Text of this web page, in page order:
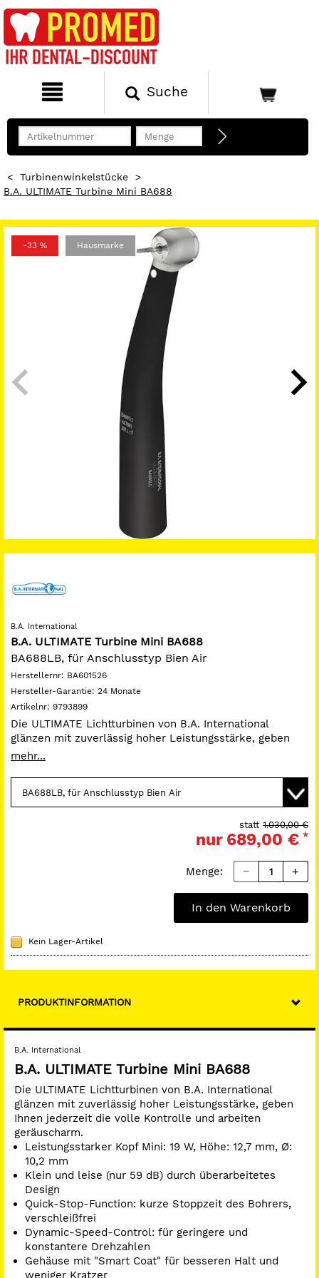
Suche
< Turbinenwinkelstücke
>
B.A. ULTIMATE Turbine Mini BA688
-33 % Hausmarke
B.A. International
B.A. ULTIMATE Turbine Mini BA688
BA688LB, für Anschlusstyp Bien Air
Herstellernr: BA601526
Hersteller-Garantie: 24 Monate
Artikelnr: 9793899
Die ULTIMATE Lichtturbinen von B.A. International
glänzen mit zuverlässig hoher Leistungsstärke, geben
Ihnen jederzeit die volle Kontrolle und arbeiten
Leistungsstarker Kopf Mini: 19 W, Höhe: 12,7 mm, Ø:
10,2 mm
Klein und leise (nur 59 dB) durch überarbeitetes
Quick-Stop-Function: kurze Stoppzeit des Bohrers,
Dynamic-Speed-Control: für geringere und
Gehäuse mit "Smart Coat" für besseren Halt und
Keramikkugellager
Glasstablichtleiter
Turbine auch mit Standard-Kopf erhältlich
mehr...
1.030,00 €
statt
nur 689,00 € *
Menge:
In den Warenkorb
Kein Lager-Artikel
PRODUKTINFORMATION
B.A. International
B.A. ULTIMATE Turbine Mini BA688
Die ULTIMATE Lichtturbinen von B.A. International
glänzen mit zuverlässig hoher Leistungsstärke, geben
Ihnen jederzeit die volle Kontrolle und arbeiten
geräuscharm.
Leistungsstarker Kopf Mini: 19 W, Höhe: 12,7 mm, Ø:
10,2 mm
Klein und leise (nur 59 dB) durch überarbeitetes
Design
Quick-Stop-Function: kurze Stoppzeit des Bohrers,
verschleißfrei
Dynamic-Speed-Control: für geringere und
konstantere Drehzahlen
Gehäuse mit "Smart Coat" für besseren Halt und
weniger Kratzer